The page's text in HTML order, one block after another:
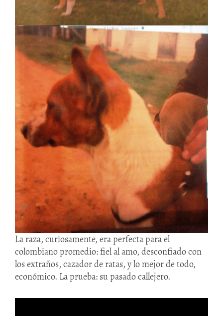
La raza, curiosamente, era perfecta para el
colombiano promedio: fiel al amo, desconfiado con
los extraños, cazador de ratas, y lo mejor de todo,
económico. La prueba: su pasado callejero.